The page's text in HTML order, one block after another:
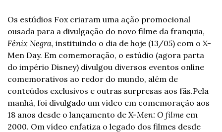
Os estúdios Fox criaram uma ação promocional
Fênix Negra, instituindo o dia de hoje (13/05) com o X-
Men Day. Em comemoração, o estúdio (agora parta
do império Disney) divulgou diversos eventos online
comemorativos ao redor do mundo, além de
conteúdos exclusivos e outras surpresas aos fãs.Pela
manhã, foi divulgado um vídeo em comemoração aos
18 anos desde o lançamento de X-Men: O filme em
2000. Om vídeo enfatiza o legado dos filmes desde